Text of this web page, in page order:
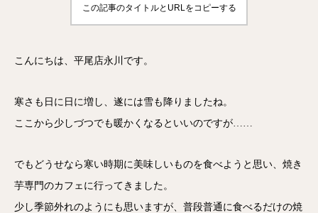
この記事のタイトルとURLをコピーする
こんにちは、平尾店永川です。
寒さも日に日に増し、遂には雪も降りましたね。
ここから少しづつでも暖かくなるといいのですが……
でもどうせなら寒い時期に美味しいものを食べようと思い、焼き
芋専門のカフェに行ってきました。
少し季節外れのようにも思いますが、普段普通に食べるだけの焼